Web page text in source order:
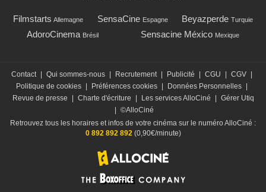
Filmstarts Allemagne SensaCine Espagne Beyazperde Turquie
AdoroCinema Brésil Sensacine México Mexique
Contact | Qui sommes-nous | Recrutement | Publicité | CGU | CGV |
Politique de cookies | Préférences cookies | Données Personnelles |
Revue de presse
| Charte d'écriture | Les services AlloCiné | Gérer Utiq
| ©AlloCiné
Retrouvez tous les horaires et infos de votre cinéma sur le numéro AlloCiné :
0 892 892 892 (0,90€/minute)